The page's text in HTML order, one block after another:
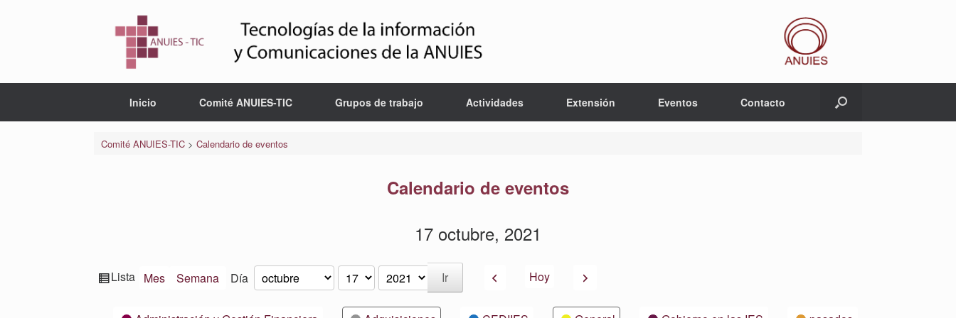
Inicio Comité ANUIES-TIC Grupos de trabajo Actividades Extensión Eventos Contacto
Comité ANUIES-TIC> Calendario de eventos
Calendario de eventos
17 octubre, 2021
Ver
Lista Mes Semana Día Mes
Día
Año AnteriorHoy Siguiente
Categorías